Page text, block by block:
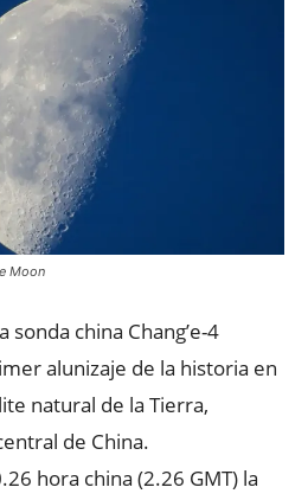
Moon
sonda china Chang’e-4
alunizaje de la historia en
natural de la Tierra,
de China.
hora china (2.26 GMT) la